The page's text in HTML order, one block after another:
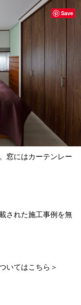
窓にはカーテンレー
された施工事例を無
いてはこちら＞
Save